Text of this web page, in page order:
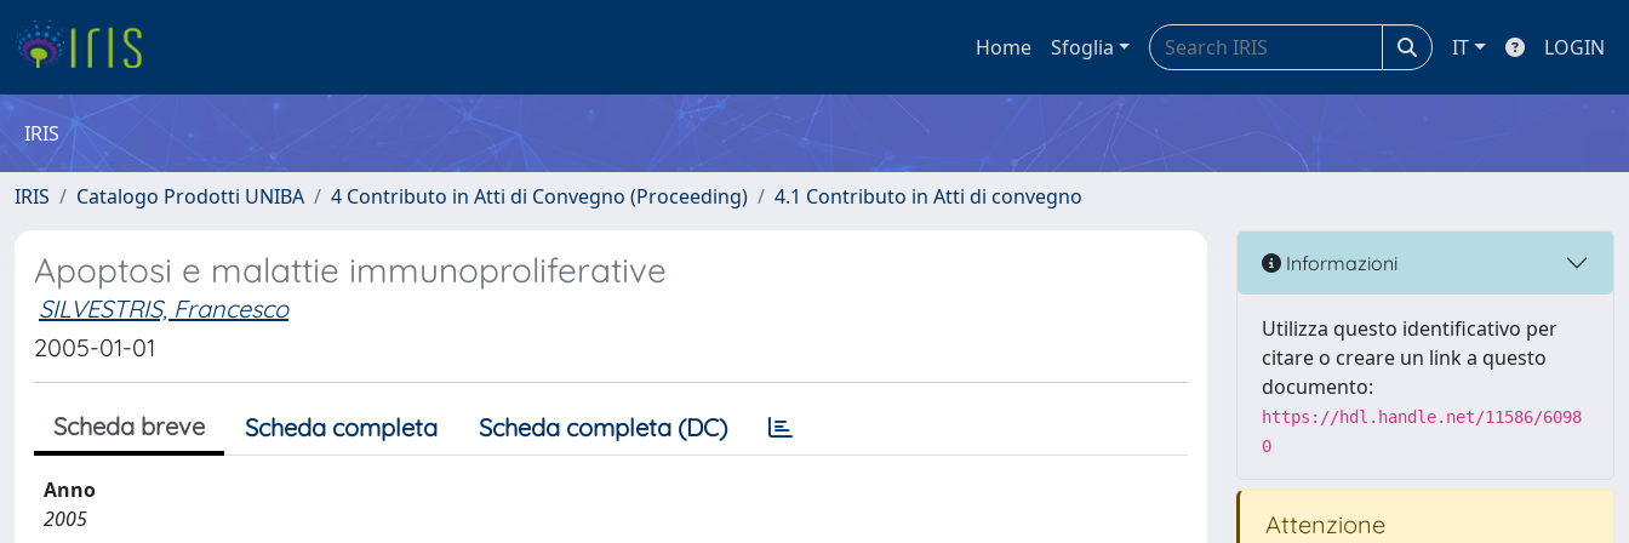
Home Sfoglia IT LOGIN
IRIS
IRIS Catalogo Prodotti UNIBA 4 Contributo in Atti di Convegno (Proceeding) 4.1 Contributo in Atti di convegno
Apoptosi e malattie immunoproliferative
SILVESTRIS, Francesco
2005-01-01
Scheda breve Scheda completa Scheda completa (DC)
Anno
2005
Informazioni
Utilizza questo identificativo per
citare o creare un link a questo
documento:
https://hdl.handle.net/11586/6098
0
Attenzione